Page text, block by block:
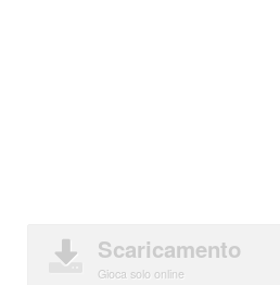
Scaricamento
Gioca solo online